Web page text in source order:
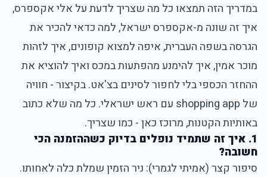
במדריך הזה תמצאו כל מה שצריך לדעת על אלי אקספרס,
איך זה שונה מ-אקספרס ישראל, למה כדאי להכיר את
הגרסה בשפה העברית, איפה למצוא קופונים, איך לזהות
מוכר אמין, איך להימנע מהפתעות במכס ואיך להוציא את
ההחזר הכספי בלי לחפור לסינים בצ'אט. בקיצור - חוויה
של shopping app עם ראש ישראלי. כל מה שלא כתוב
באותיות הקטנות, מרוכז כאן - כמו שצריך.
1. איך זה שתמיד נופלים בדיוק כשההזמנה הכי
חשובה?
סיפור קצר (אמיתי לגמרי): ניר הזמין שמלת כלה לאחותו.